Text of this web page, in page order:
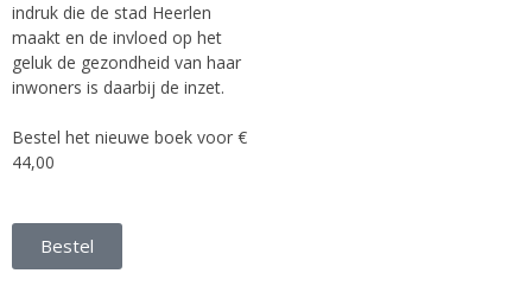
indruk die de stad Heerlen
maakt en de invloed op het
geluk de gezondheid van haar
inwoners is daarbij de inzet.
Bestel het nieuwe boek voor €
44,00
Bestel